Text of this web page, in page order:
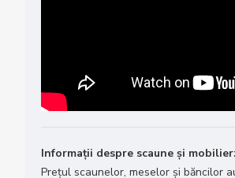
Informații despre scaune și mobilier:
Prețul scaunelor, meselor și băncilor